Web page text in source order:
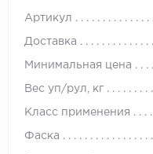
Артикул
Доставка
Минимальная цена
Вес уп/рул, кг
Класс применения
Фаска